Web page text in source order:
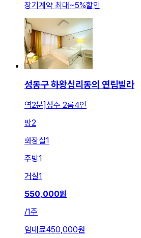
장기계약 최대 ~5%할인
성동구 하왕십리동의 연립빌라
역2분]성수 2룸4인
방2
화장실1
주방1
거실1
550,000원
/1주
임대료450,000원